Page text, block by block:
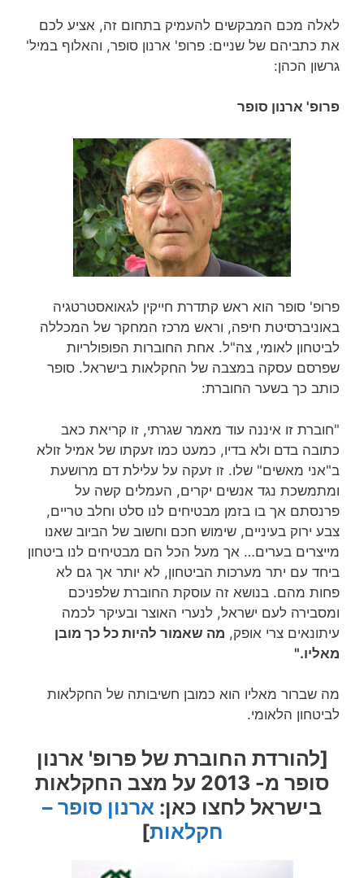
לאלה מכם המבקשים להעמיק בתחום זה, אציע לכם
את כתביהם של שניים: פרופ' ארנון סופר, והאלוף במיל'
גרשון הכהן:
פרופ' ארנון סופר
פרופ' סופר הוא ראש קתדרת חייקין לגאואסטרטגיה
באוניברסיטת חיפה, וראש מרכז המחקר של המכללה
לביטחון לאומי, צה"ל. אחת החוברות הפופולריות
שפרסם עסקה במצבה של החקלאות בישראל. סופר
כותב כך בשער החוברת:
"חוברת זו איננה עוד מאמר שגרתי, זו קריאת כאב
כתובה בדם ולא בדיו, כמעט כמו זעקתו של אמיל זולא
ב"אני מאשים" שלו. זו זעקה על עלילת דם מרושעת
ומתמשכת נגד אנשים יקרים, העמלים קשה על
פרנסתם אך בו בזמן מבטיחים לנו סלט וחלב טריים,
צבע ירוק בעיניים, שימוש חכם וחשוב של הביוב שאנו
מייצרים בערים… אך מעל הכל הם מבטיחים לנו ביטחון
ביחד עם יתר מערכות הביטחון, לא יותר אך גם לא
פחות מהם. בנושא זה עוסקת החוברת שלפניכם
ומסבירה לעם ישראל, לנערי האוצר ובעיקר לכמה
עיתונאים צרי אופק, מה שאמור להיות כל כך מובן
מאליו."
מה שברור מאליו הוא כמובן חשיבותה של החקלאות
לביטחון הלאומי.
[להורדת החוברת של פרופ' ארנון
סופר מ- 2013 על מצב החקלאות
בישראל לחצו כאן: ארנון סופר –
חקלאות]